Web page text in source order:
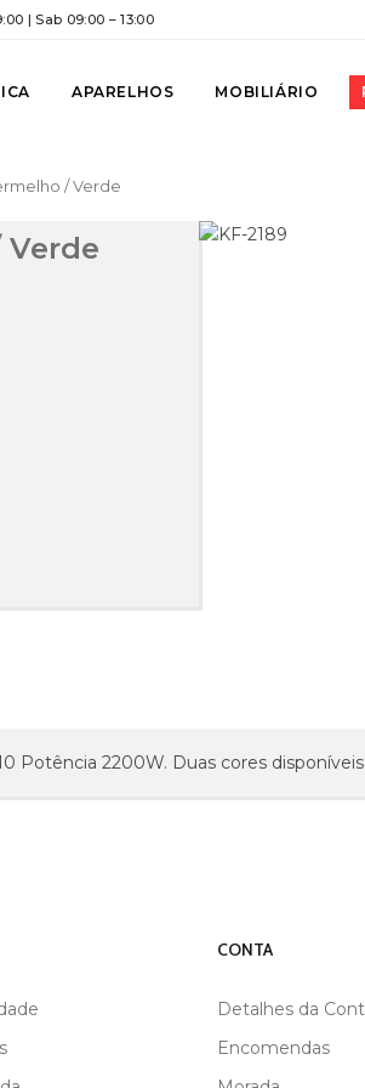
| Sab 09:00 – 13:00
APARELHOS MOBILIÁRIO
/ Verde
Verde
Potência 2200W. Duas cores
CONTA
Detalhes da
Encomendas